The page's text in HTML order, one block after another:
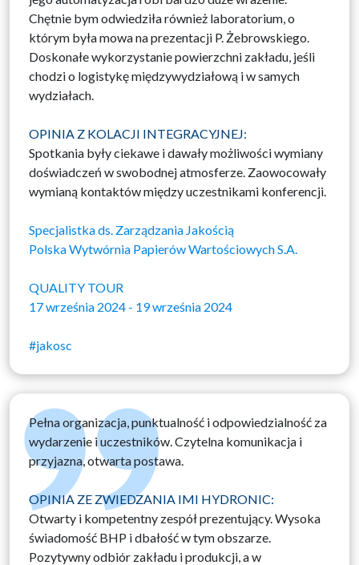
Chętnie bym odwiedziła również laboratorium, o
którym była mowa na prezentacji P. Żebrowskiego.
Doskonałe wykorzystanie powierzchni zakładu, jeśli
chodzi o logistykę międzywydziałową i w samych
wydziałach.
OPINIA Z KOLACJI INTEGRACYJNEJ:
Spotkania były ciekawe i dawały możliwości wymiany
doświadczeń w swobodnej atmosferze. Zaowocowały
wymianą kontaktów między uczestnikami konferencji.
Specjalistka ds. Zarządzania Jakością
Polska Wytwórnia Papierów Wartościowych S.A.
QUALITY TOUR
17 września 2024 - 19 września 2024
#jakosc
Pełna organizacja, punktualność i odpowiedzialność za
wydarzenie i uczestników. Czytelna komunikacja i
przyjazna, otwarta postawa.
OPINIA ZE ZWIEDZANIA IMI HYDRONIC:
Otwarty i kompetentny zespół prezentujący. Wysoka
świadomość BHP i dbałość w tym obszarze.
Pozytywny odbiór zakładu i produkcji, a w